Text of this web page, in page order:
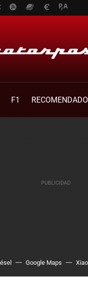
F1
Google Maps